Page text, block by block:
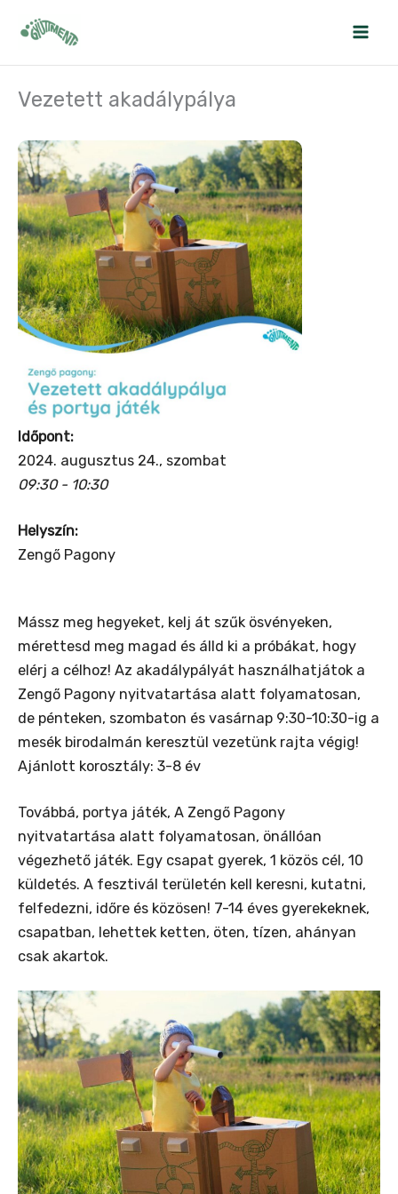
Vezetett akadálypálya
Időpont:
2024. augusztus 24., szombat
09:30 - 10:30
Helyszín:
Zengő Pagony
Mássz meg hegyeket, kelj át szűk ösvényeken,
mérettesd meg magad és álld ki a próbákat, hogy
elérj a célhoz! Az akadálypályát használhatjátok a
Zengő Pagony nyitvatartása alatt folyamatosan,
de pénteken, szombaton és vasárnap 9:30-10:30-ig a
mesék birodalmán keresztül vezetünk rajta végig!
Ajánlott korosztály: 3-8 év
Továbbá, portya játék, A Zengő Pagony
nyitvatartása alatt folyamatosan, önállóan
végezhető játék. Egy csapat gyerek, 1 közös cél, 10
küldetés. A fesztivál területén kell keresni, kutatni,
felfedezni, időre és közösen! 7-14 éves gyerekeknek,
csapatban, lehettek ketten, öten, tízen, ahányan
csak akartok.